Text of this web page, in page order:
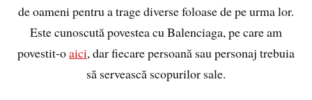
de oameni pentru a trage diverse foloase de pe urma lor.
Este cunoscută povestea cu Balenciaga, pe care am
povestit-oaici, dar fiecare persoană sau personaj trebuia
să servească scopurilor sale.